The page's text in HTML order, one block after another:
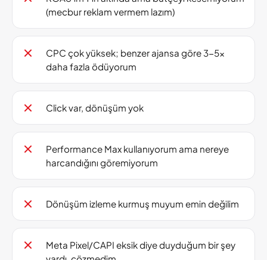
(mecbur reklam vermem lazım)
CPC çok yüksek; benzer ajansa göre 3-5x
daha fazla ödüyorum
Click var, dönüşüm yok
Performance Max kullanıyorum ama nereye
harcandığını göremiyorum
Dönüşüm izleme kurmuş muyum emin değilim
Meta Pixel/CAPI eksik diye duyduğum bir şey